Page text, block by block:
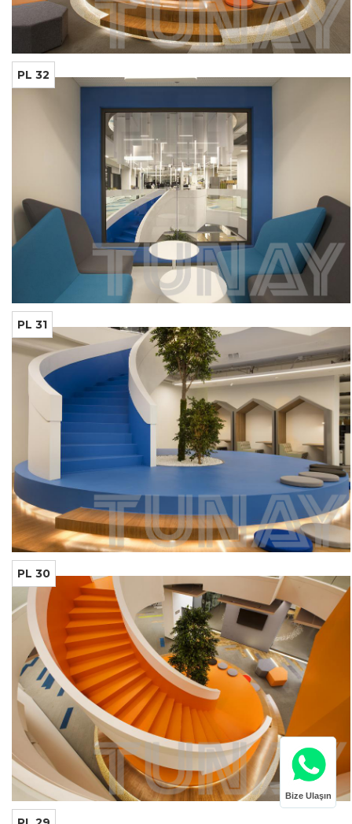
PL 32
PL 31
PL 30
Bize Ulaşın